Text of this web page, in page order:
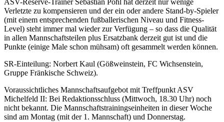
ASV-Reserve-Trainer Sebastian Pohl hat derzeit nur wenige
Verletzte zu kompensieren und der ein oder andere Stand-by-Spieler
(mit einem entsprechenden fußballerischen Niveau und Fitness-
Level) steht immer mal wieder zur Verfügung – so dass die Qualität
in allen Mannschaftsteilen plus Ersatzbank derzeit gut ist und die
Punkte (einige Male schon mühsam) oft gesammelt werden können.
SR-Einteilung: Norbert Kaul (Gößweinstein, FC Wichsenstein,
Gruppe Fränkische Schweiz).
Voraussichtliches Mannschaftsaufgebot mit Treffpunkt ASV
Michelfeld II: Bei Redaktionsschluss (Mittwoch, 18.30 Uhr) noch
nicht bekannt. Die Mannschaftstrainingseinheiten in dieser Woche
sind am Montag (mit der 1. Mannschaft) und Donnerstag.